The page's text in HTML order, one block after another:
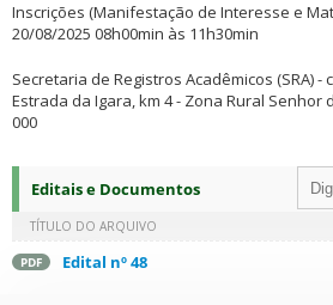
Inscrições (Manifestação de Interesse e
20/08/2025 08h00min às 11h30min
Secretaria de Registros Acadêmicos (SRA)
Estrada da Igara, km 4 - Zona Rural Senhor
000
Editais e Documentos
TÍTULO DO ARQUIVO
PDF Edital nº 48